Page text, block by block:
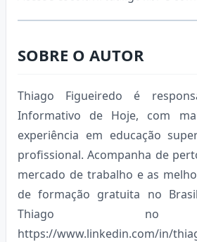
SOBRE O AUTOR
Thiago Figueiredo é
Informativo de Hoje, com
experiência em educação
profissional. Acompanha de
mercado de trabalho e as
de formação gratuita no
Thiago no
https://www.linkedin.com/in/